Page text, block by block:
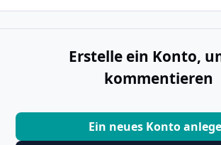
Erstelle ein Konto,
kommentieren
Ein neues Konto